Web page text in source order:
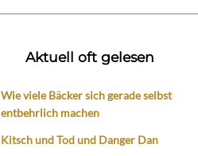
Aktuell oft gelesen
Wie viele Bäcker sich gerade selbst
entbehrlich machen
Kitsch und Tod und Danger Dan